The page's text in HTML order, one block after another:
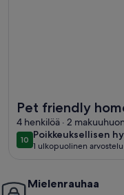
Pet friendly
WiFi
4 henkilöä · 2
1010 kautta 10
Poikkeuksellisen
poikkeuksellisen
hyvä
1 ulkopuolinen arvostelu
Mielenrauhaa